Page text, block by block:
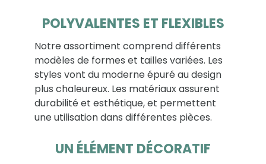
POLYVALENTES ET FLEXIBLES
Notre assortiment comprend différents
modèles de formes et tailles variées. Les
styles vont du moderne épuré au design
plus chaleureux. Les matériaux assurent
durabilité et esthétique, et permettent
une utilisation dans différentes pièces.
UN ÉLÉMENT DÉCORATIF